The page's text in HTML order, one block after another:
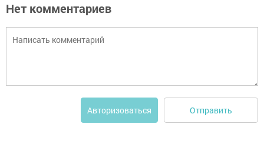
Нет комментариев
Авторизоваться Отправить